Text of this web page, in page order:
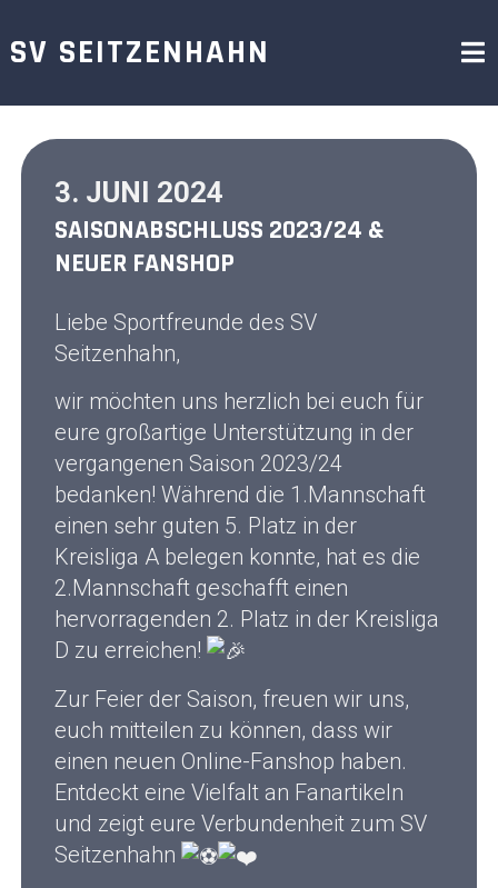
content
SV SEITZENHAHN
3. JUNI 2024
SAISONABSCHLUSS 2023/24 &
NEUER FANSHOP
Liebe Sportfreunde des SV
Seitzenhahn,
wir möchten uns herzlich bei euch für
eure großartige Unterstützung in der
vergangenen Saison 2023/24
bedanken! Während die 1.Mannschaft
einen sehr guten 5. Platz in der
Kreisliga A belegen konnte, hat es die
2.Mannschaft geschafft einen
hervorragenden 2. Platz in der Kreisliga
D zu erreichen!
Zur Feier der Saison, freuen wir uns,
euch mitteilen zu können, dass wir
einen neuen Online-Fanshop haben.
Entdeckt eine Vielfalt an Fanartikeln
und zeigt eure Verbundenheit zum SV
Seitzenhahn